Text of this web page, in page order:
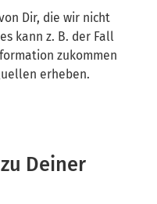
Dir, die wir nicht
kann z. B. der Fall
zukommen
erheben.
Deiner